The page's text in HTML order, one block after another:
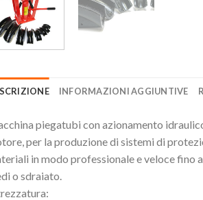
INFORMAZIONI AGGIUNTIVE
piegatubi con azionamento
per la produzione di sistemi di
in modo professionale e veloce fino
o sdraiato.